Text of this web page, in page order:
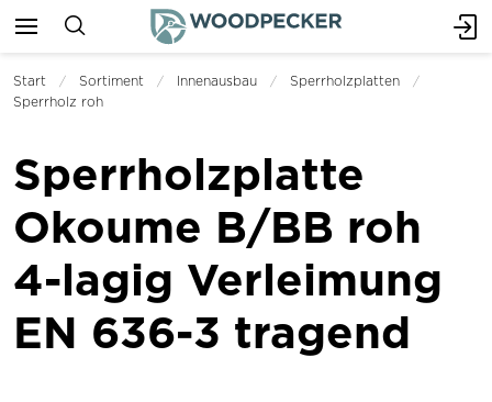
Start Sortiment Innenausbau
Sperrholzplatten
Sperrholz roh
Sperrholzplatte
Okoume B/BB roh
4-lagig Verleimung
EN 636-3 tragend